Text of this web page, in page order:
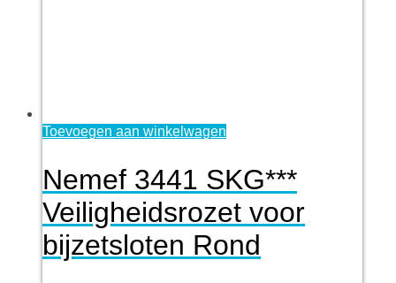
Toevoegen aan winkelwagen
Nemef 3441 SKG***
Veiligheidsrozet voor
bijzetsloten Rond